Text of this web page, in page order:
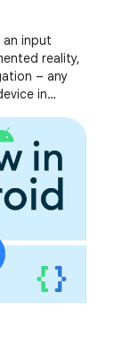
input
reality,
– any
in